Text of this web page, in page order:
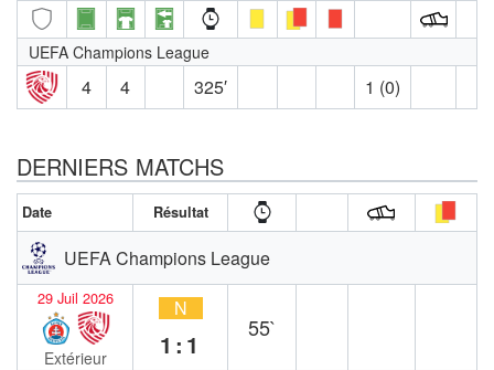
UEFA Champions League
4 4 325′ 1 (0)
DERNIERS MATCHS
Date Résultat
UEFA Champions League
29 Juil 2026
Extérieur
N
1:1
55`